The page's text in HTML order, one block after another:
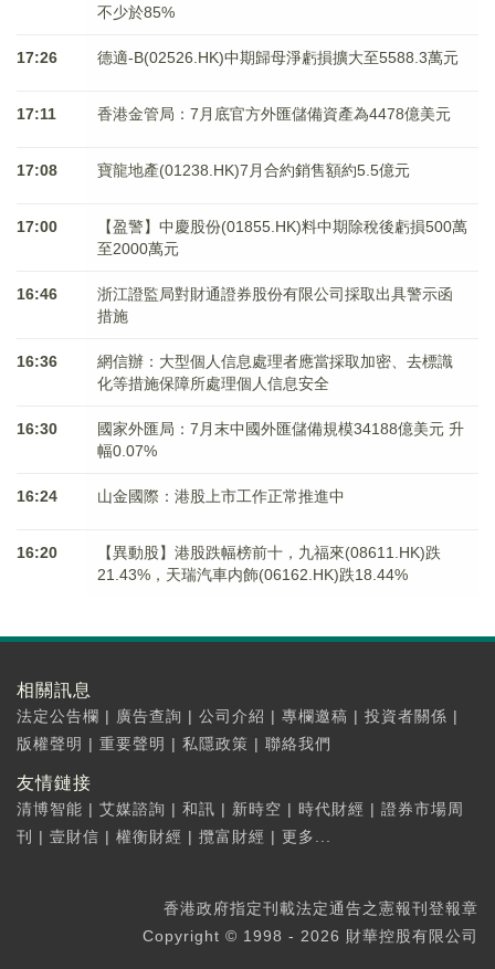
不少於85%
17:26 德適-B(02526.HK)中期歸母淨虧損擴大至5588.3萬元
17:11 香港金管局：7月底官方外匯儲備資產為4478億美元
17:08 寶龍地產(01238.HK)7月合約銷售額約5.5億元
17:00
【盈警】中慶股份(01855.HK)料中期除稅後虧損500萬
至2000萬元
16:46
浙江證監局對財通證券股份有限公司採取出具警示函
措施
16:36
網信辦：大型個人信息處理者應當採取加密、去標識
化等措施保障所處理個人信息安全
16:30
國家外匯局：7月末中國外匯儲備規模34188億美元 升
幅0.07%
16:24 山金國際：港股上市工作正常推進中
16:20
【異動股】港股跌幅榜前十，九福來(08611.HK)跌
21.43%，天瑞汽車内飾(06162.HK)跌18.44%
相關訊息
法定公告欄 | 廣告查詢 | 公司介紹 | 專欄邀稿 | 投資者關係 |
版權聲明 | 重要聲明 | 私隱政策 | 聯絡我們
友情鏈接
清博智能 | 艾媒諮詢 | 和訊 | 新時空 | 時代財經 | 證券市場周
刊
| 壹財信 | 權衡財經 | 攬富財經 | 更多...
香港政府指定刊載法定通告之憲報刊登報章
Copyright © 1998 - 2026 財華控股有限公司